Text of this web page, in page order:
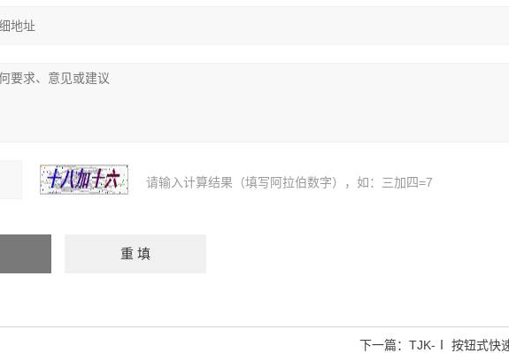
请输入计算结果（填写阿拉伯数字），如：三加四=7
下一篇： TJK-Ⅰ 按钮式快